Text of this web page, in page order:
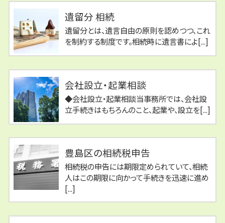
遺留分 相続
遺留分とは、遺言自由の原則を認めつつ、これ
を制約する制度です。相続時に遺言書によ[...]
会社設立・起業相談
◆会社設立・起業相談当事務所では、会社設
立手続きはもちろんのこと、起業や、設立を[...]
豊島区の相続税申告
相続税の申告には期限定められていて、相続
人はこの期限に向かって手続きを迅速に進め
[...]